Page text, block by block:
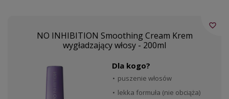
NO INHIBITION Smoothing Cream Krem
wygładzający włosy - 200ml
Dla kogo?
puszenie włosów
lekka formuła (nie obciąża)
favorite_border